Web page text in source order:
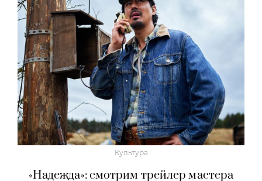
Культура
«Надежда»: смотрим трейлер мастера